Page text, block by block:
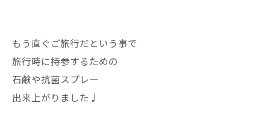
もう直ぐご旅行だという事で
旅行時に持参するための
石鹸や抗菌スプレー
出来上がりました♩